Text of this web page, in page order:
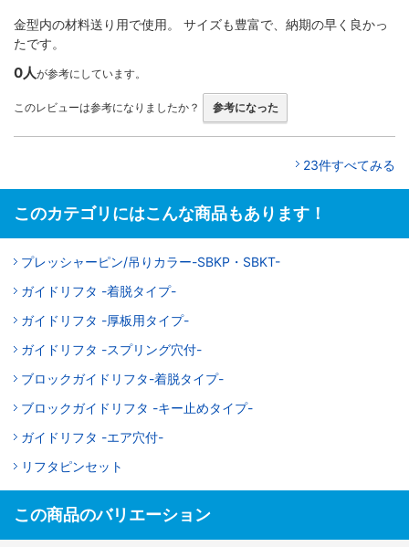
金型内の材料送り用で使用。 サイズも豊富で、納期の早く良かっ
たです。
0人が参考にしています。
このレビューは参考になりましたか？ 参考になった
23件すべてみる
このカテゴリにはこんな商品もあります！
プレッシャーピン/吊りカラー-SBKP・SBKT-
ガイドリフタ -着脱タイプ-
ガイドリフタ -厚板用タイプ-
ガイドリフタ -スプリング穴付-
ブロックガイドリフタ-着脱タイプ-
ブロックガイドリフタ -キー止めタイプ-
ガイドリフタ -エア穴付-
リフタピンセット
この商品のバリエーション